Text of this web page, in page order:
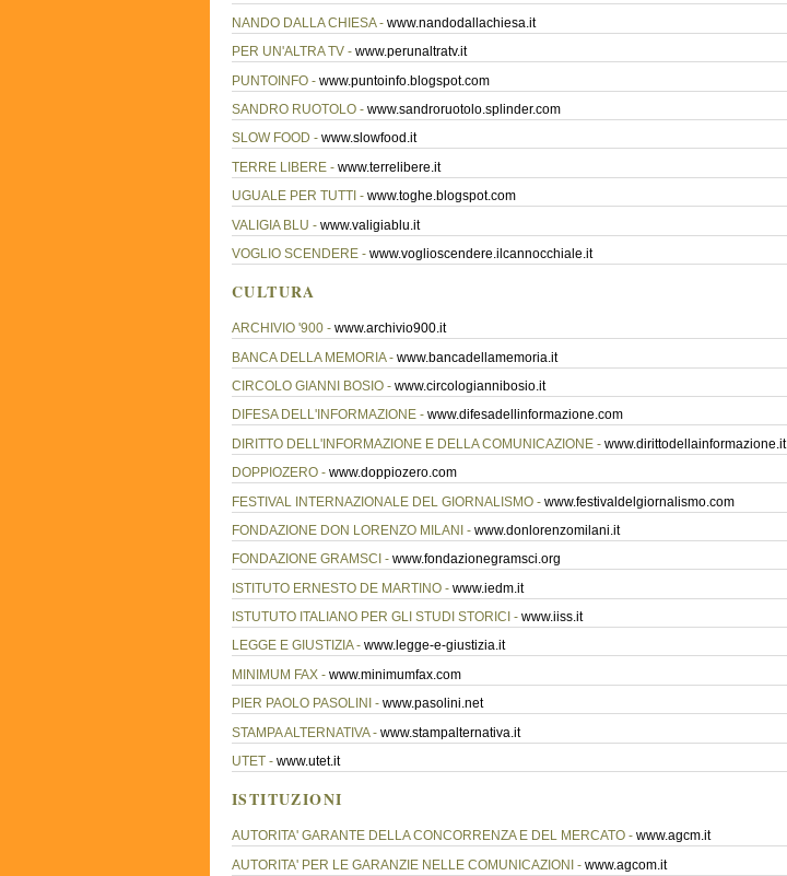
NANDO DALLA CHIESA - www.nandodallachiesa.it
PER UN'ALTRA TV - www.perunaltratv.it
PUNTOINFO - www.puntoinfo.blogspot.com
SANDRO RUOTOLO - www.sandroruotolo.splinder.com
SLOW FOOD - www.slowfood.it
TERRE LIBERE - www.terrelibere.it
UGUALE PER TUTTI - www.toghe.blogspot.com
VALIGIA BLU - www.valigiablu.it
VOGLIO SCENDERE - www.voglioscendere.ilcannocchiale.it
CULTURA
ARCHIVIO '900 - www.archivio900.it
BANCA DELLA MEMORIA - www.bancadellamemoria.it
CIRCOLO GIANNI BOSIO - www.circologiannibosio.it
DIFESA DELL'INFORMAZIONE - www.difesadellinformazione.com
DIRITTO DELL'INFORMAZIONE E DELLA COMUNICAZIONE - www.dirittodellainformazione.it
DOPPIOZERO - www.doppiozero.com
FESTIVAL INTERNAZIONALE DEL GIORNALISMO - www.festivaldelgiornalismo.com
FONDAZIONE DON LORENZO MILANI - www.donlorenzomilani.it
FONDAZIONE GRAMSCI - www.fondazionegramsci.org
ISTITUTO ERNESTO DE MARTINO - www.iedm.it
ISTUTUTO ITALIANO PER GLI STUDI STORICI - www.iiss.it
LEGGE E GIUSTIZIA - www.legge-e-giustizia.it
MINIMUM FAX - www.minimumfax.com
PIER PAOLO PASOLINI - www.pasolini.net
STAMPA ALTERNATIVA - www.stampalternativa.it
UTET - www.utet.it
ISTITUZIONI
AUTORITA' GARANTE DELLA CONCORRENZA E DEL MERCATO - www.agcm.it
AUTORITA' PER LE GARANZIE NELLE COMUNICAZIONI - www.agcom.it